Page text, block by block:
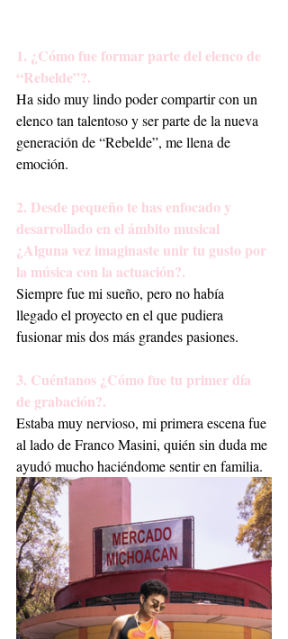
1. ¿Cómo fue formar parte del elenco de
“Rebelde”?.
Ha sido muy lindo poder compartir con un
elenco tan talentoso y ser parte de la nueva
generación de “Rebelde”, me llena de
emoción.
2. Desde pequeño te has enfocado y
desarrollado en el ámbito musical
¿Alguna vez imaginaste unir tu gusto por
la música con la actuación?.
Siempre fue mi sueño, pero no había
llegado el proyecto en el que pudiera
fusionar mis dos más grandes pasiones.
3. Cuéntanos ¿Cómo fue tu primer día
de grabación?.
Estaba muy nervioso, mi primera escena fue
al lado de Franco Masini, quién sin duda me
ayudó mucho haciéndome sentir en familia.